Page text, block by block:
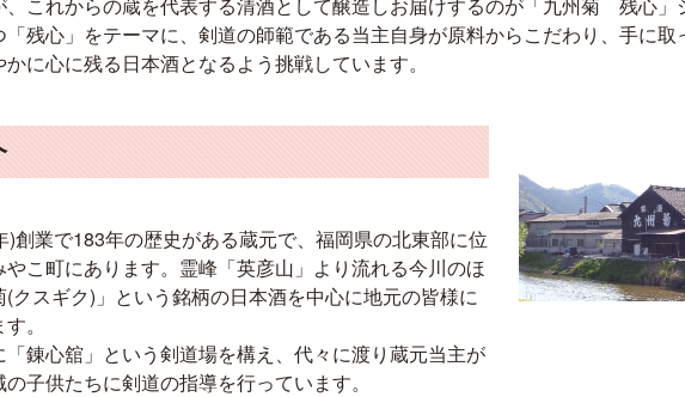
残心」をテーマに、剣道の師範である当主自身が原料からこだわり、手に
に心に残る日本酒となるよう挑戦しています。
)創業で183年の歴史がある蔵元で、福岡県の北東部に位
こ町にあります。霊峰「英彦山」より流れる今川のほ
(クスギク)」という銘柄の日本酒を中心に地元の皆様に
。
錬心舘」という剣道場を構え、代々に渡り蔵元当主が
子供たちに剣道の指導を行っています。